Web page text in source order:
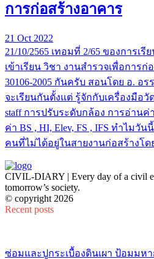
การก่อสร้างอาคาร
21 Oct 2022
21/10/2565 เทอมที่ 2/65 ของการเ
เข้าเรียน วิชา งานสำรวจเพื่อการ
30106-2005 กันครับ สอนโดย อ. อ
จะเรียนกันตั้งแต่ รู้จักกับเครื่องมือ
staff การปรับระดับกล้อง การอ่านค่
ค่า BS , HI, Elev, FS , IFS ทำไมวั
คนที่ไม่ได้อยู่ในสายงานก่อสร้างโด
CIVIL-DIARY | Every day of a civil
tomorrow’s society.
© copyright 2026
Recent posts
ซ่อมและปูกระเบื้องดินเผา ป้อมมห